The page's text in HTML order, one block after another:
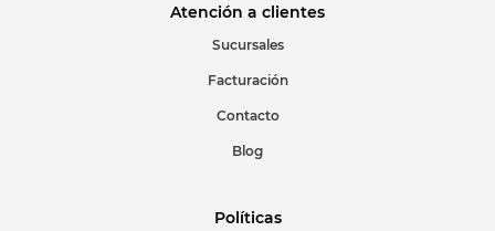
Atención a clientes
Sucursales
Facturación
Contacto
Blog
Políticas